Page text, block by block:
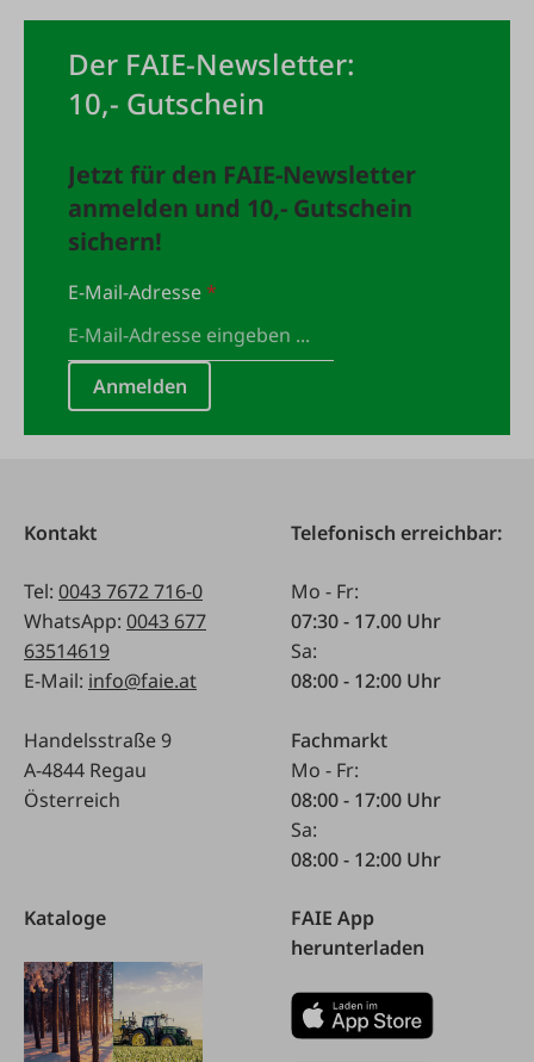
Der FAIE-Newsletter:
10,- Gutschein
Jetzt für den FAIE-Newsletter
anmelden und 10,- Gutschein
sichern!
E-Mail-Adresse*
Anmelden
Kontakt
Tel: 0043 7672 716-0
WhatsApp: 0043 677
63514619
E-Mail: info@faie.at
Handelsstraße 9
A-4844 Regau
Österreich
Telefonisch erreichbar:
Mo - Fr:
07:30 - 17.00 Uhr
Sa:
08:00 - 12:00 Uhr
Fachmarkt
Mo - Fr:
08:00 - 17:00 Uhr
Sa:
08:00 - 12:00 Uhr
Kataloge
FAIE App
herunterladen